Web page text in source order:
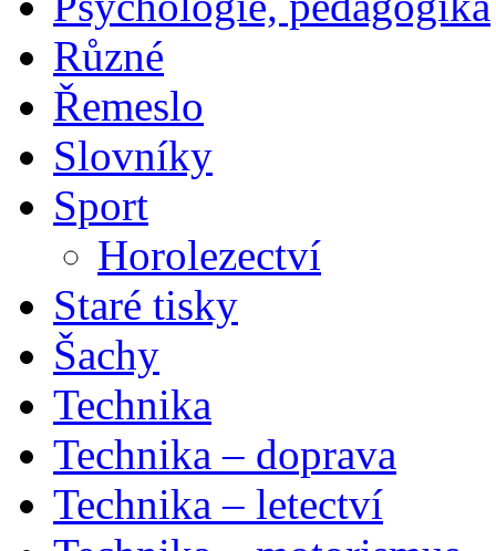
Různé
Řemeslo
Slovníky
Sport
Horolezectví
Staré tisky
Šachy
Technika
Technika – doprava
Technika – letectví